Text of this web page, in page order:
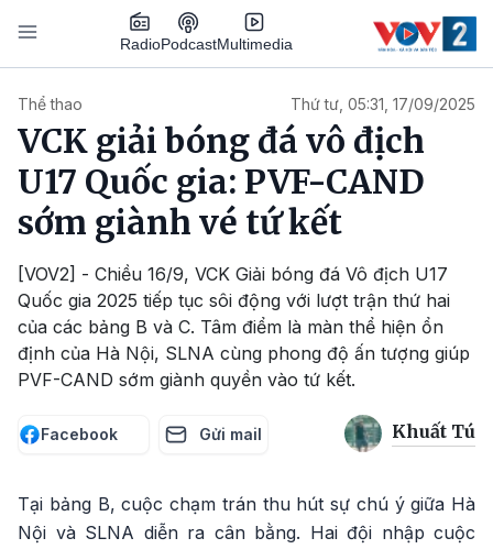
Nhảy đến nội dung
RadioPodcastMultimedia
Thể thao Thứ tư, 05:31, 17/09/2025
VCK giải bóng đá vô địch
U17 Quốc gia: PVF-CAND
sớm giành vé tứ kết
[VOV2] - Chiều 16/9, VCK Giải bóng đá Vô địch U17
Quốc gia 2025 tiếp tục sôi động với lượt trận thứ hai
của các bảng B và C. Tâm điểm là màn thể hiện ổn
định của Hà Nội, SLNA cùng phong độ ấn tượng giúp
PVF-CAND sớm giành quyền vào tứ kết.
Facebook Gửi mail Khuất Tú
Tại bảng B, cuộc chạm trán thu hút sự chú ý giữa Hà
Nội và SLNA diễn ra cân bằng. Hai đội nhập cuộc